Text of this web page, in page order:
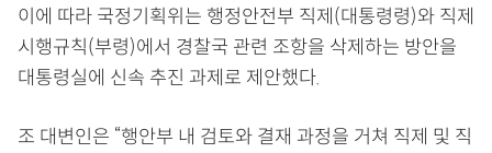
이에 따라 국정기획위는 행정안전부 직제(대통령령)와 직제
시행규칙(부령)에서 경찰국 관련 조항을 삭제하는 방안을
대통령실에 신속 추진 과제로 제안했다.
조 대변인은 “행안부 내 검토와 결재 과정을 거쳐 직제 및 직